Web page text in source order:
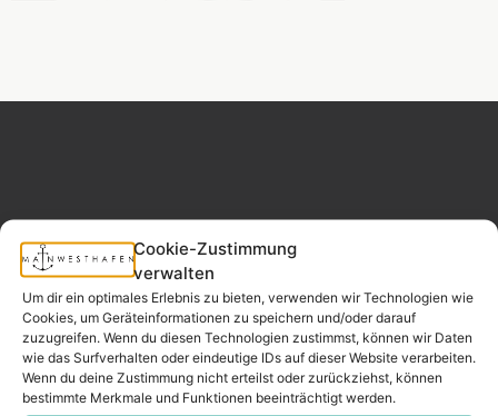
Cookie-Zustimmung
verwalten
Um dir ein optimales Erlebnis zu bieten, verwenden wir Technologien wie
Cookies, um Geräteinformationen zu speichern und/oder darauf
zuzugreifen. Wenn du diesen Technologien zustimmst, können wir Daten
wie das Surfverhalten oder eindeutige IDs auf dieser Website verarbeiten.
Wenn du deine Zustimmung nicht erteilst oder zurückziehst, können
bestimmte Merkmale und Funktionen beeinträchtigt werden.
IMMOBILIEN
Ihr Immobilienpartner
aus der
Nachbarschaft.
– seit 2017.
Widerrufsrecht